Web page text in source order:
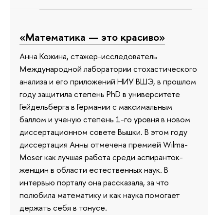
«Математика — это красиво»
Анна Кожина, стажер-исследователь
Международной лаборатории стохастического
анализа и его приложений НИУ ВШЭ, в прошлом
году защитила степень PhD в университете
Гейдельберга в Германии с максимальным
баллом и ученую степень 1-го уровня в новом
диссертационном совете Вышки. В этом году
диссертация Анны отмечена премией Wilma-
Moser как лучшая работа среди аспиранток-
женщин в области естественных наук. В
интервью порталу она рассказала, за что
полюбила математику и как наука помогает
держать себя в тонусе.